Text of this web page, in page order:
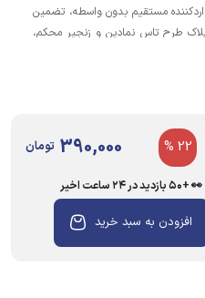
مستقیم بدون واسطه، تضمین
پلاک طرح تاس نمادین و زنجیر محکم،
تیم عکاسی حرفه‌ای ترند شاپ تهیه
22 %
390,000 تومان
👀 +۵۰ بازدید در ۲۴ ساعت اخیر
افزودن به سبد خرید